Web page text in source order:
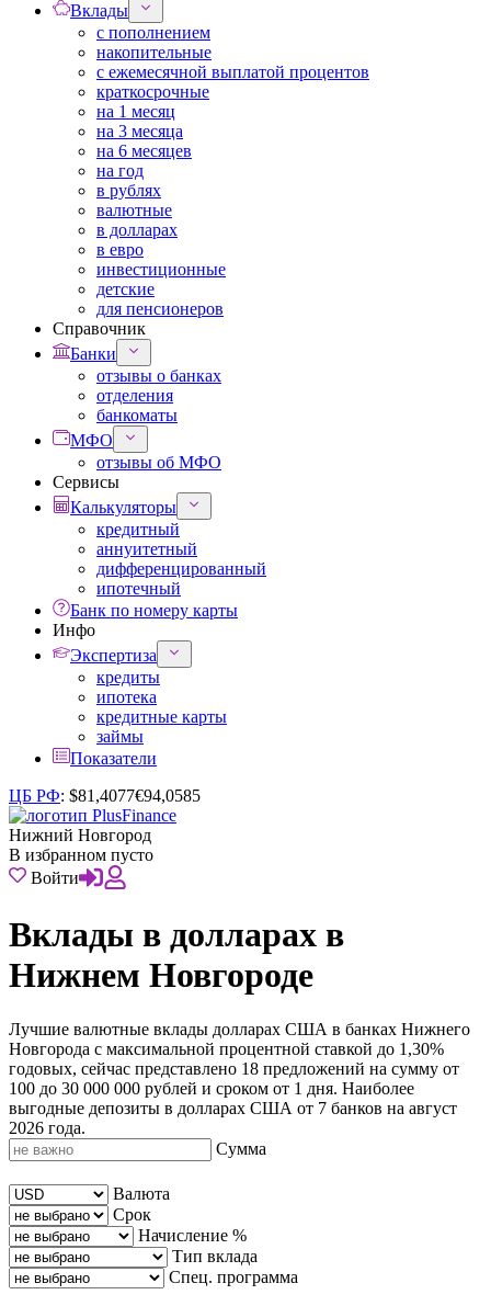
Вклады
с пополнением
накопительные
с ежемесячной выплатой процентов
краткосрочные
на 1 месяц
на 3 месяца
на 6 месяцев
на год
в рублях
валютные
в долларах
в евро
инвестиционные
детские
для пенсионеров
Справочник
Банки
отзывы о банках
отделения
банкоматы
МФО
отзывы об МФО
Сервисы
Калькуляторы
кредитный
аннуитетный
дифференцированный
ипотечный
Банк по номеру карты
Инфо
Экспертиза
кредиты
ипотека
кредитные карты
займы
Показатели
ЦБ РФ: $81,4077€94,0585
Нижний Новгород
В избранном пусто
Войти
Вклады в долларах в
Нижнем Новгороде
Лучшие валютные вклады долларах США в банках Нижнего
Новгорода с максимальной процентной ставкой до 1,30%
годовых, сейчас представлено 18 предложений на сумму от
100 до 30 000 000 рублей и сроком от 1 дня. Наиболее
выгодные депозиты в долларах США от 7 банков на август
2026 года.
Сумма
Валюта
Срок
Начисление %
Тип вклада
Спец. программа